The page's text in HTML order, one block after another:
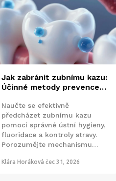
Jak zabránit zubnímu kazu:
Účinné metody prevence a
Naučte se efektivně
předcházet zubnímu kazu
pomocí správné ústní hygieny,
fluoridace a kontroly stravy.
Porozumějte mechanismu
kamene.
Klára Horáková čec 31, 2026